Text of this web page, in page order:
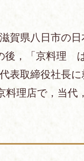
賀県八日市の
後，「京料理
表取締役社長に
料理店で，当代